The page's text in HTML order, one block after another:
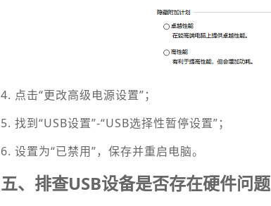
4. 点击“更改高级电源设置”；
5. 找到“USB设置”-“USB选择性暂停设置”；
6. 设置为“已禁用”，保存并重启电脑。
五、排查USB设备是否存在硬件问题